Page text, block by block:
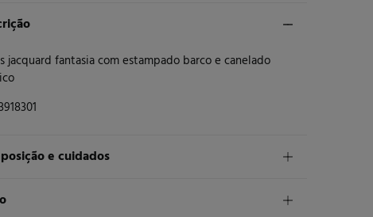
jacquard fantasia com estampado barco e canelado
e cuidados